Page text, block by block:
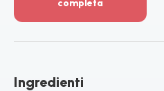
completa
dettagli
la
Ingredienti